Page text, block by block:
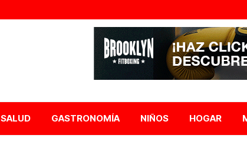
SALUD GASTRONOMÍA NIÑOS HOGAR